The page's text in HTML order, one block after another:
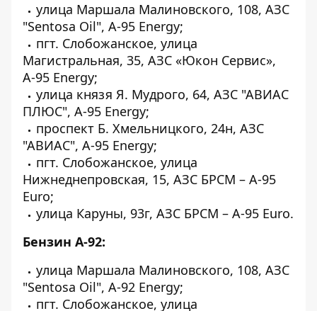
улица Маршала Малиновского, 108, АЗС
"Sentosa Oil", А-95 Energy;
пгт. Слобожанское, улица
Магистральная, 35, АЗС «Юкон Сервис»,
А-95 Energy;
улица князя Я. Мудрого, 64, АЗС "АВИАС
ПЛЮС", А-95 Energy;
проспект Б. Хмельницкого, 24н, АЗС
"АВИАС", А-95 Energy;
пгт. Слобожанское, улица
Нижнеднепровская, 15, АЗС БРСМ – А-95
Euro;
улица Каруны, 93г, АЗС БРСМ – А-95 Euro.
Бензин А-92:
улица Маршала Малиновского, 108, АЗС
"Sentosa Oil", А-92 Energy;
пгт. Слобожанское, улица